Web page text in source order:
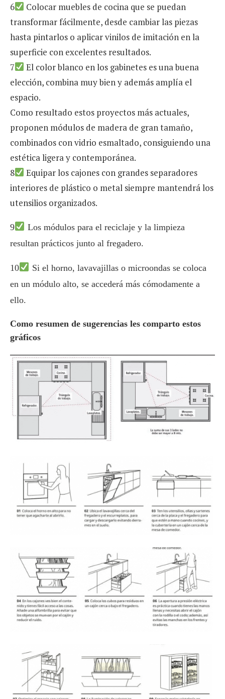
6
Colocar muebles de cocina que se puedan
transformar fácilmente, desde cambiar las piezas
hasta pintarlos o aplicar vinilos de imitación en la
superficie con excelentes resultados.
7
El color blanco en los gabinetes es una buena
elección, combina muy bien y además amplía el
espacio.
Como resultado estos proyectos más actuales,
proponen módulos de madera de gran tamaño,
combinados con vidrio esmaltado, consiguiendo una
estética ligera y contemporánea.
8
Equipar los cajones con grandes separadores
interiores de plástico o metal siempre mantendrá los
utensilios organizados.
9
Los módulos para el reciclaje y la limpieza
resultan prácticos junto al fregadero.
10
Si el horno, lavavajillas o microondas se coloca
en un módulo alto, se accederá más cómodamente a
ello.
Como resumen de sugerencias les comparto estos
gráficos